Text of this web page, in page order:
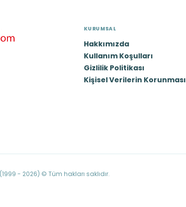
KURUMSAL
Hakkımızda
Kullanım Koşulları
Gizlilik Politikası
Kişisel Verilerin Korunması
- 2026) © Tüm hakları saklıdır.